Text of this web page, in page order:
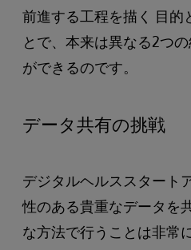
前進する工程を描く 目的
とで、本来は異なる2つ
ができるのです。
データ共有の挑戦
デジタルヘルススタート
性のある貴重なデータを
な方法で行うことは非常